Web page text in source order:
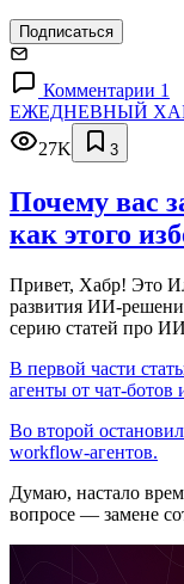
Подписаться
Комментарии 1
ЕЖЕДНЕВНЫЙ
27K
3
Почему вас
как этого
Привет, Хабр! Это
развития ИИ-
серию статей про
В первой части
агенты от чат-ботов
Во второй
workflow-агентов.
Думаю, настало
вопросе — замене